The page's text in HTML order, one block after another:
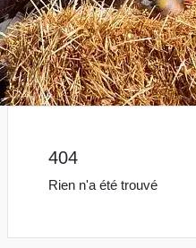
404
Rien n'a été trouvé